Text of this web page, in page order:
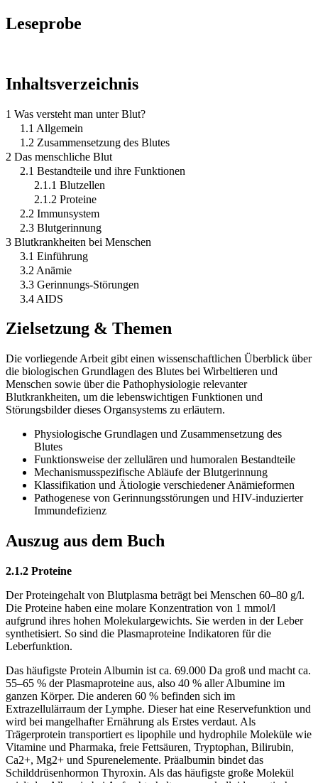
Leseprobe
Inhaltsverzeichnis
1 Was versteht man unter Blut?
1.1 Allgemein
1.2 Zusammensetzung des Blutes
2 Das menschliche Blut
2.1 Bestandteile und ihre Funktionen
2.1.1 Blutzellen
2.1.2 Proteine
2.2 Immunsystem
2.3 Blutgerinnung
3 Blutkrankheiten bei Menschen
3.1 Einführung
3.2 Anämie
3.3 Gerinnungs-Störungen
3.4 AIDS
Zielsetzung & Themen
Die vorliegende Arbeit gibt einen wissenschaftlichen Überblick über
die biologischen Grundlagen des Blutes bei Wirbeltieren und
Menschen sowie über die Pathophysiologie relevanter
Blutkrankheiten, um die lebenswichtigen Funktionen und
Störungsbilder dieses Organsystems zu erläutern.
Physiologische Grundlagen und Zusammensetzung des
Blutes
Funktionsweise der zellulären und humoralen Bestandteile
Mechanismusspezifische Abläufe der Blutgerinnung
Klassifikation und Ätiologie verschiedener Anämieformen
Pathogenese von Gerinnungsstörungen und HIV-induzierter
Immundefizienz
Auszug aus dem Buch
2.1.2 Proteine
Der Proteingehalt von Blutplasma beträgt bei Menschen 60–80 g/l.
Die Proteine haben eine molare Konzentration von 1 mmol/l
aufgrund ihres hohen Molekulargewichts. Sie werden in der Leber
synthetisiert. So sind die Plasmaproteine Indikatoren für die
Leberfunktion.
Das häufigste Protein Albumin ist ca. 69.000 Da groß und macht ca.
55–65 % der Plasmaproteine aus, also 40 % aller Albumine im
ganzen Körper. Die anderen 60 % befinden sich im
Extrazellulärraum der Lymphe. Dieser hat eine Reservefunktion und
wird bei mangelhafter Ernährung als Erstes verdaut. Als
Trägerprotein transportiert es lipophile und hydrophile Moleküle wie
Vitamine und Pharmaka, freie Fettsäuren, Tryptophan, Bilirubin,
Ca2+, Mg2+ und Spurenelemente. Präalbumin bindet das
Schilddrüsenhormon Thyroxin. Als das häufigste große Molekül